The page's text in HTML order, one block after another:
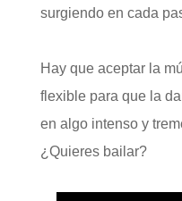
surgiendo en cada
Hay que aceptar la
flexible para que la
en algo intenso y
¿Quieres bailar?